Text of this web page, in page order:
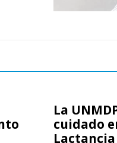
La
cuidado
Lactancia